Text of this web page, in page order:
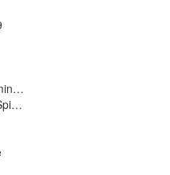
Aquarell 3D
Kinderstube